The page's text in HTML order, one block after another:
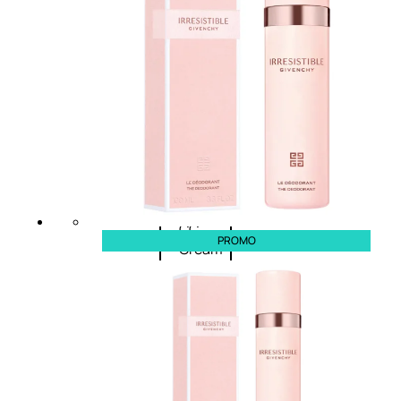
Palette
labbra
Balsamo
labbra
BB e
CC
Cream
Viso
PROMO